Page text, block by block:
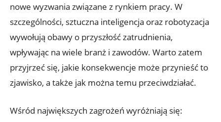
nowe⁤ wyzwania związane z rynkiem pracy. W
szczególności, sztuczna inteligencja oraz robotyzacja
wywołują obawy o przyszłość zatrudnienia,
wpływając ⁤na wiele branż i zawodów. Warto zatem​
przyjrzeć ​się, ⁢jakie konsekwencje może przynieść to
zjawisko, a ‌także jak można temu przeciwdziałać.
Wśród największych ​zagrożeń wyróżniają się: